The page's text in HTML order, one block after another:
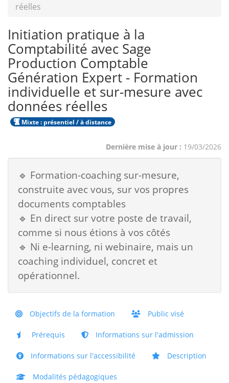
réelles
Initiation pratique à la
Comptabilité avec Sage
Production Comptable
Génération Expert - Formation
individuelle et sur-mesure avec
données réelles
Mixte : présentiel / à distance
Dernière mise à jour : 19/03/2026
🔹 Formation-coaching sur-mesure,
construite avec vous, sur vos propres
documents comptables
🔹 En direct sur votre poste de travail,
comme si nous étions à vos côtés
🔹 Ni e-learning, ni webinaire, mais un
coaching individuel, concret et
opérationnel.
Objectifs de la formation Public visé
Prérequis Informations sur l'admission
Informations sur l'accessibilité Description
Modalités pédagogiques